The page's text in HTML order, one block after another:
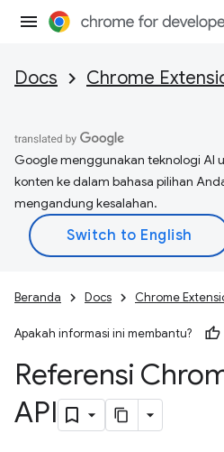
Docs Chrome
Google menggunakan teknologi AI
konten ke dalam bahasa pilihan
mengandung kesalahan.
Beranda Docs Chrome
Apakah informasi ini membantu?
Referensi
API